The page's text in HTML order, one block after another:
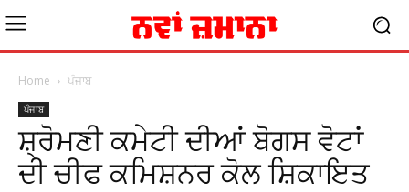
Home ਪੰਜਾਬ
ਪੰਜਾਬ
ਸ਼੍ਰੋਮਣੀ ਕਮੇਟੀ ਦੀਆਂ ਬੋਗਸ ਵੋਟਾਂ
ਦੀ ਚੀਫ ਕਮਿਸ਼ਨਰ ਕੋਲ ਸ਼ਿਕਾਇਤ